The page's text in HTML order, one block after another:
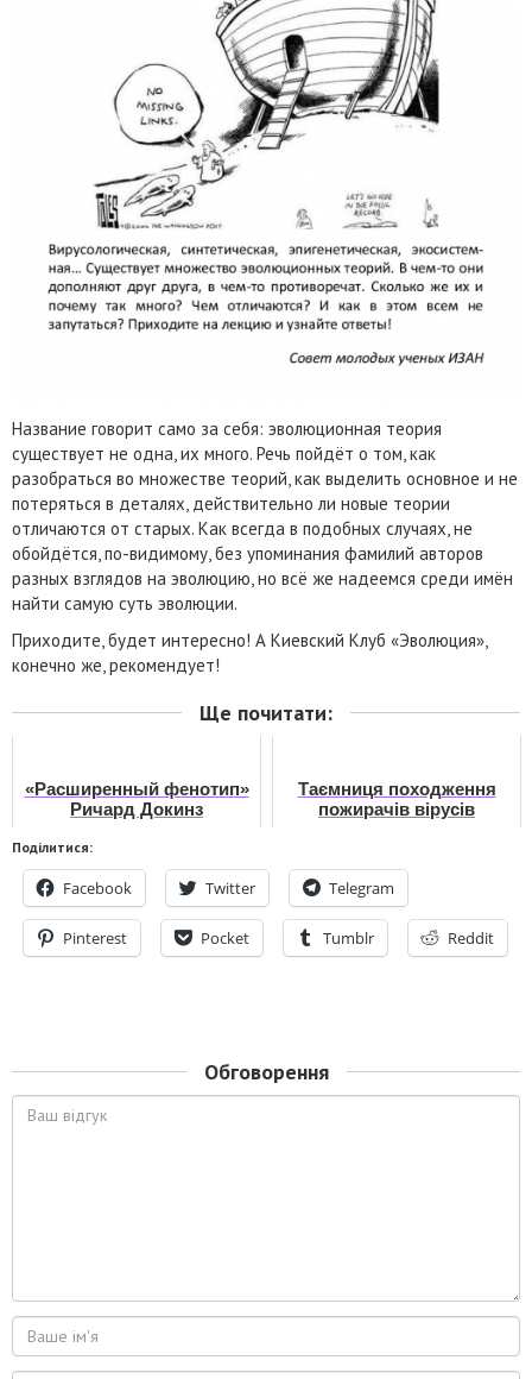
Название говорит само за себя: эволюционная теория
существует не одна, их много. Речь пойдёт о том, как
разобраться во множестве теорий, как выделить основное и не
потеряться в деталях, действительно ли новые теории
отличаются от старых. Как всегда в подобных случаях, не
обойдётся, по-видимому, без упоминания фамилий авторов
разных взглядов на эволюцию, но всё же надеемся среди имён
найти самую суть эволюции.
Приходите, будет интересно! А Киевский Клуб «Эволюция»,
конечно же, рекомендует!
Ще почитати:
«Расширенный фенотип»
Ричард Докинз
Таємниця походження
пожирачів вірусів
Поділитися:
Facebook Twitter Telegram
Pinterest Pocket Tumblr Reddit
Обговорення